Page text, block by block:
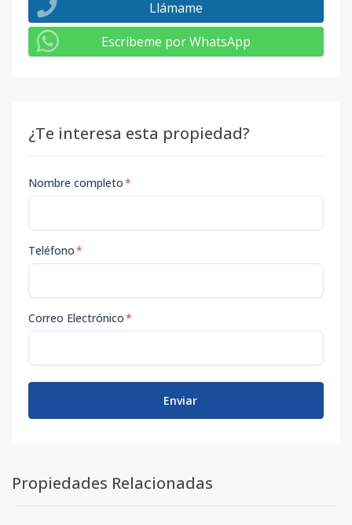
Llámame
Escribeme por WhatsApp
¿Te interesa esta propiedad?
Nombre completo*
Teléfono*
Correo Electrónico*
Enviar
Propiedades Relacionadas